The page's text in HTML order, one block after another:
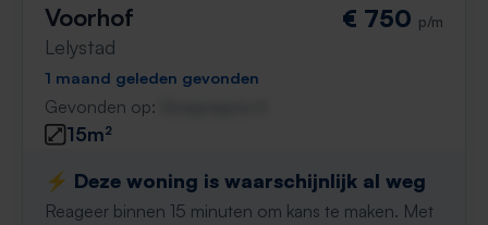
Voorhof
Lelystad
€ 750 p/m
1 maand geleden gevonden
Gevonden op:
15m²
⚡️ Deze woning is waarschijnlijk al weg
Reageer binnen 15 minuten om kans te maken. Met